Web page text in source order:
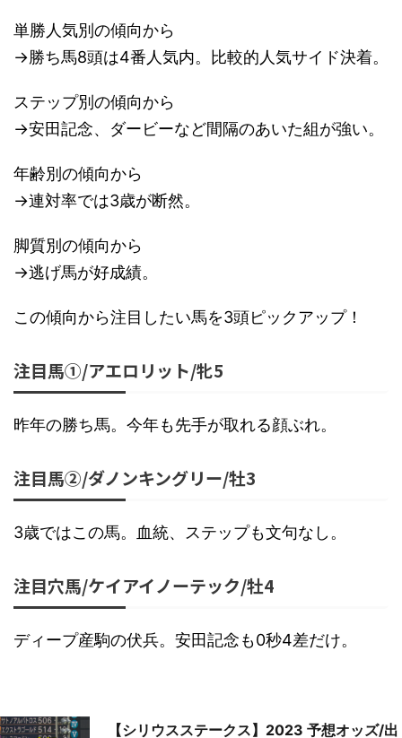
単勝人気別の傾向から
→勝ち馬8頭は4番人気内。比較的人気サイド決着。
ステップ別の傾向から
→安田記念、ダービーなど間隔のあいた組が強い。
年齢別の傾向から
→連対率では3歳が断然。
脚質別の傾向から
→逃げ馬が好成績。
この傾向から注目したい馬を3頭ピックアップ！
注目馬①/アエロリット/牝5
昨年の勝ち馬。今年も先手が取れる顔ぶれ。
注目馬②/ダノンキングリー/牡3
3歳ではこの馬。血統、ステップも文句なし。
注目穴馬/ケイアイノーテック/牡4
ディープ産駒の伏兵。安田記念も0秒4差だけ。
【シリウスステークス】2023 予想オッズ/出